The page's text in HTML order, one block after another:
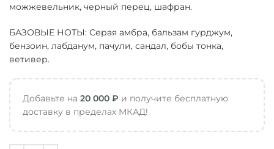
можжевельник, черный перец, шафран.
БАЗОВЫЕ НОТЫ: Серая амбра, бальзам гурджум,
бензоин, лабданум, пачули, сандал, бобы тонка,
ветивер.
Добавьте на 20 000 ₽ и получите бесплатную
доставку в пределах МКАД!